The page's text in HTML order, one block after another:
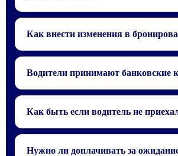
Как внести изменения в
Для того что бы внести изменения в
свяжитесь с нами по телефону или
почте, которые указаны в
Водители принимают банковские
Водителю можно заплатить только
Как быть если водитель не
Ситуация при которой водитель не
случаются крайне редко, зачастую
Нужно ли доплачивать за